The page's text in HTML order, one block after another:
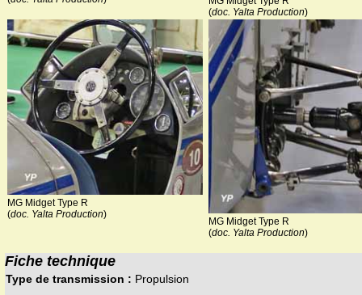
(doc. Yalta Production)
MG Midget Type R
(doc. Yalta Production)
MG Midget Type R
(doc. Yalta Production)
Fiche technique
Type de transmission : Propulsion